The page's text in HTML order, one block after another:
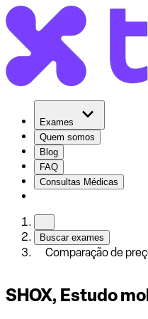
Exames
Quem somos
Blog
FAQ
Consultas Médicas
Buscar exames
Comparação de
SHOX, Estudo